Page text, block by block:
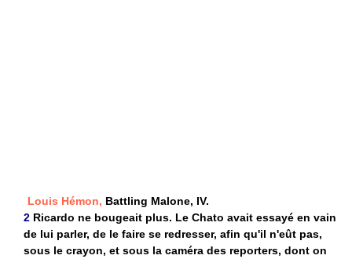
Louis Hémon, Battling Malone, IV.
2 Ricardo ne bougeait plus. Le Chato avait essayé en vain
de lui parler, de le faire se redresser, afin qu'il n'eût pas,
sous le crayon, et sous la caméra des reporters, dont on